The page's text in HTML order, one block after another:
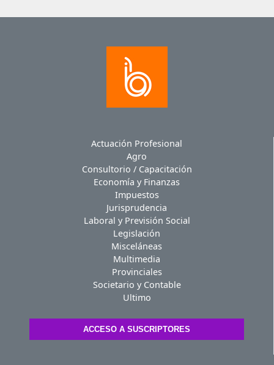
Actuación Profesional
Agro
Consultorio / Capacitación
Economía y Finanzas
Impuestos
Jurisprudencia
Laboral y Previsión Social
Legislación
Misceláneas
Multimedia
Provinciales
Societario y Contable
Ultimo
ACCESO A SUSCRIPTORES